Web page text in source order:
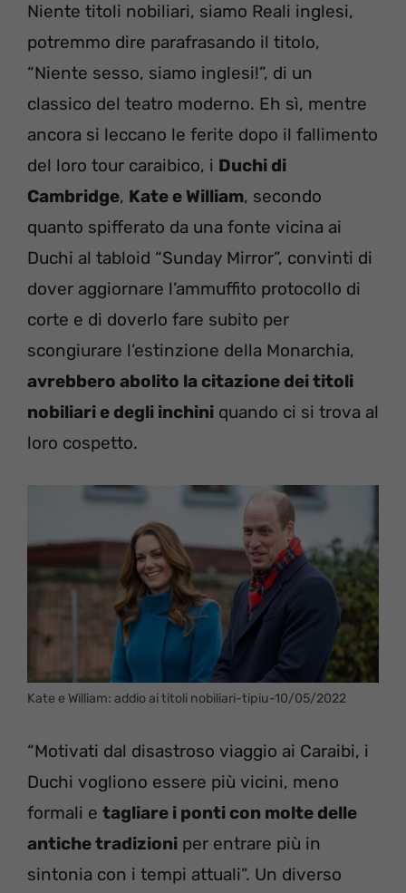
Niente titoli nobiliari, siamo Reali inglesi,
potremmo dire parafrasando il titolo,
“Niente sesso, siamo inglesi!”, di un
classico del teatro moderno. Eh sì, mentre
ancora si leccano le ferite dopo il fallimento
del loro tour caraibico, i Duchi di
Cambridge, Kate e William, secondo
quanto spifferato da una fonte vicina ai
Duchi al tabloid “Sunday Mirror”, convinti di
dover aggiornare l’ammuffito protocollo di
corte e di doverlo fare subito per
scongiurare l’estinzione della Monarchia,
avrebbero abolito la citazione dei titoli
nobiliari e degli inchini quando ci si trova al
loro cospetto.
Kate e William: addio ai titoli nobiliari-tipiu-10/05/2022
“Motivati dal disastroso viaggio ai Caraibi, i
Duchi vogliono essere più vicini, meno
formali e tagliare i ponti con molte delle
antiche tradizioni per entrare più in
sintonia con i tempi attuali”. Un diverso